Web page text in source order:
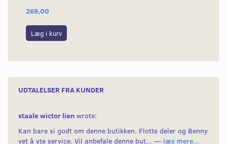
269,00
Læg i kurv
UDTALELSER FRA KUNDER
staale wictor lien wrote:
Kan bare si godt om denne butikken. Flotte deler og Benny
vet å yte service. Vil anbefale denne but... — læs mere...